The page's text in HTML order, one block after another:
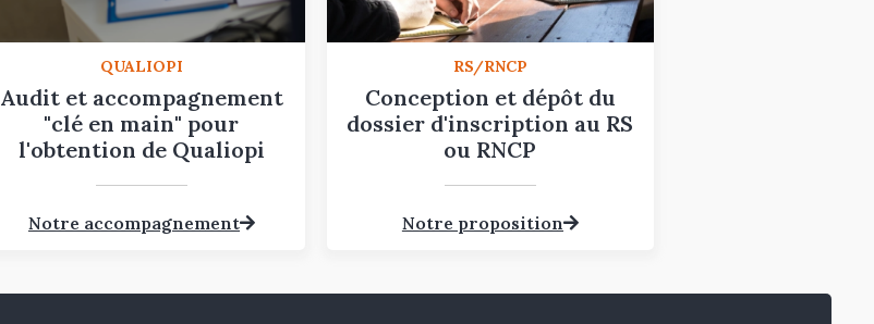
QUALIOPI
Audit et accompagnement
"clé en main" pour
l'obtention de Qualiopi
Notre accompagnement
RS/RNCP
Conception et dépôt du
dossier d'inscription au RS
ou RNCP
Notre proposition